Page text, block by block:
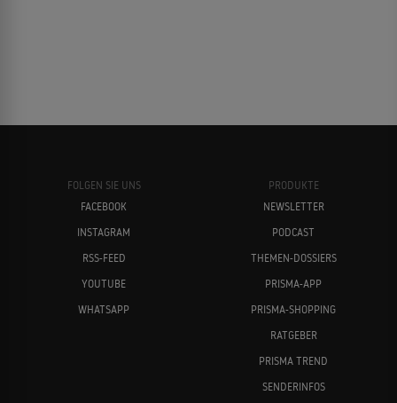
FOLGEN SIE UNS
FACEBOOK
INSTAGRAM
RSS-FEED
YOUTUBE
WHATSAPP
PRODUKTE
NEWSLETTER
PODCAST
THEMEN-DOSSIERS
PRISMA-APP
PRISMA-SHOPPING
RATGEBER
PRISMA TREND
SENDERINFOS